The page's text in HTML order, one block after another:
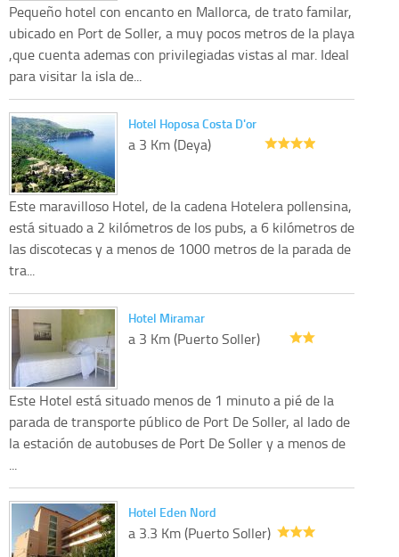
Pequeño hotel con encanto en Mallorca, de trato familar,
ubicado en Port de Soller, a muy pocos metros de la playa
,que cuenta ademas con privilegiadas vistas al mar. Ideal
para visitar la isla de...
Hotel Hoposa Costa D'or
a 3 Km (Deya)
Este maravilloso Hotel, de la cadena Hotelera pollensina,
está situado a 2 kilómetros de los pubs, a 6 kilómetros de
las discotecas y a menos de 1000 metros de la parada de
tra...
Hotel Miramar
a 3 Km (Puerto Soller)
Este Hotel está situado menos de 1 minuto a pié de la
parada de transporte público de Port De Soller, al lado de
la estación de autobuses de Port De Soller y a menos de
...
Hotel Eden Nord
a 3.3 Km (Puerto Soller)